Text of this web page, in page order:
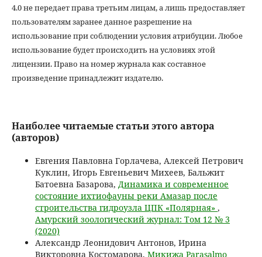
4.0 не передает права третьим лицам, а лишь предоставляет
пользователям заранее данное разрешение на
использование при соблюдении условия атрибуции. Любое
использование будет происходить на условиях этой
лицензии. Право на номер журнала как составное
произведение принадлежит издателю.
Наиболее читаемые статьи этого автора
(авторов)
Евгения Павловна Горлачева, Алексей Петрович
Куклин, Игорь Евгеньевич Михеев, Бальжит
Батоевна Базарова, Динамика и современное
состояние ихтиофауны реки Амазар после
строительства гидроузла ЦПК «Полярная» ,
Амурский зоологический журнал: Том 12 № 3
(2020)
Александр Леонидович Антонов, Ирина
Викторовна Костомарова, Микижа Parasalmo